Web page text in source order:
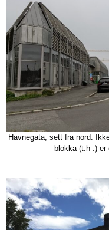
Havnegata, sett fra nord.
blokka (t.h .) er